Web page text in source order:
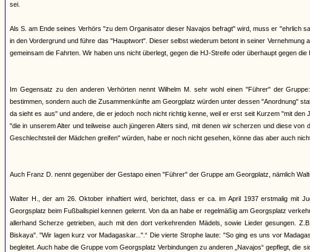
sei.
Als S. am Ende seines Verhörs "zu dem Organisator dieser Navajos befragt" wird, muss er "ehrlich
in den Vordergrund und führe das "Hauptwort". Dieser selbst wiederum betont in seiner
gemeinsam die Fahrten. Wir haben uns nicht überlegt, gegen die HJ-Streife oder überhaupt gegen
Im Gegensatz zu den anderen Verhörten nennt Wilhelm M. sehr wohl einen "Führer" der
bestimmen, sondern auch die Zusammenkünfte am Georgplatz würden unter dessen "Anordnung"
da sieht es aus" und andere, die er jedoch noch nicht richtig kenne, weil er erst seit Kurzem "mit
"die in unserem Alter und teilweise auch jüngeren Alters sind, mit denen wir scherzen und diese
Geschlechtsteil der Mädchen greifen" würden, habe er noch nicht gesehen, könne das aber auch
Auch Franz D. nennt gegenüber der Gestapo einen "Führer" der Gruppe am Georgplatz, nämlich
Walter H., der am 26. Oktober inhaftiert wird, berichtet, dass er ca. im April 1937 erstmalig mit
Georgsplatz beim Fußballspiel kennen gelernt. Von da an habe er regelmäßig am Georgsplatz
allerhand Scherze getrieben, auch mit den dort verkehrenden Mädels, sowie Lieder gesungen.
Biskaya". "Wir lagen kurz vor Madagaskar...".“ Die vierte Strophe laute: "So ging es uns vor
begleitet. Auch habe die Gruppe vom Georgsplatz Verbindungen zu anderen „Navajos“ gepflegt, die